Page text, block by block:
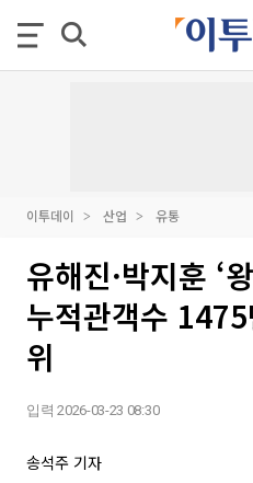
이투데이 산업 유통
유해진·박지훈 ‘
누적관객수
위
입력 2026-03-23 08:30
송석주 기자